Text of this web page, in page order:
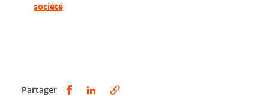
société
Partager Partager sur Facebook
Partager sur LinkedIn